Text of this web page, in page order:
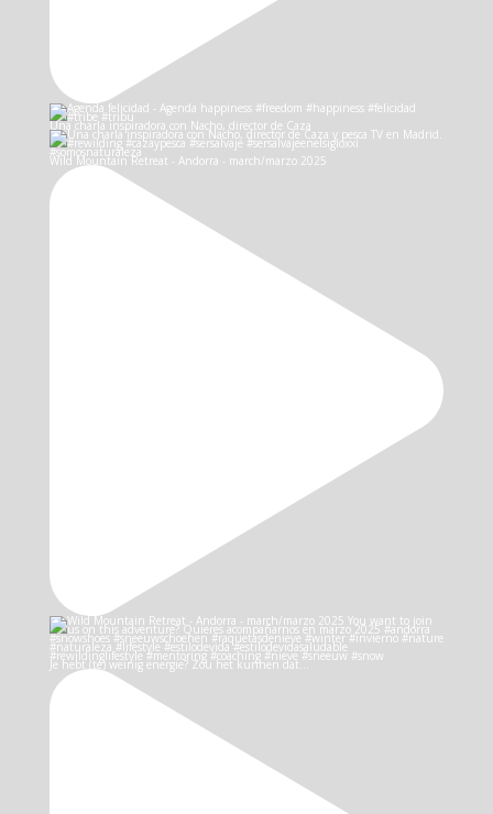
Una charla inspiradora con Nacho, director de Caza
Wild Mountain Retreat - Andorra - march/marzo 2025
Je hebt (te) weinig energie? Zou het kunnen dat…